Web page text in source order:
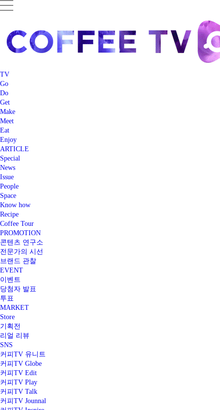
TV
Go
Do
Get
Make
Meet
Eat
Enjoy
ARTICLE
Special
News
Issue
People
Space
Know how
Recipe
Coffee Tour
PROMOTION
콘텐츠 연구소
전문가의 시선
브랜드 관찰
EVENT
이벤트
당첨자 발표
투표
MARKET
Store
기획전
리얼 리뷰
SNS
커피TV 유니트
커피TV Globe
커피TV Edit
커피TV Play
커피TV Talk
커피TV Jounnal